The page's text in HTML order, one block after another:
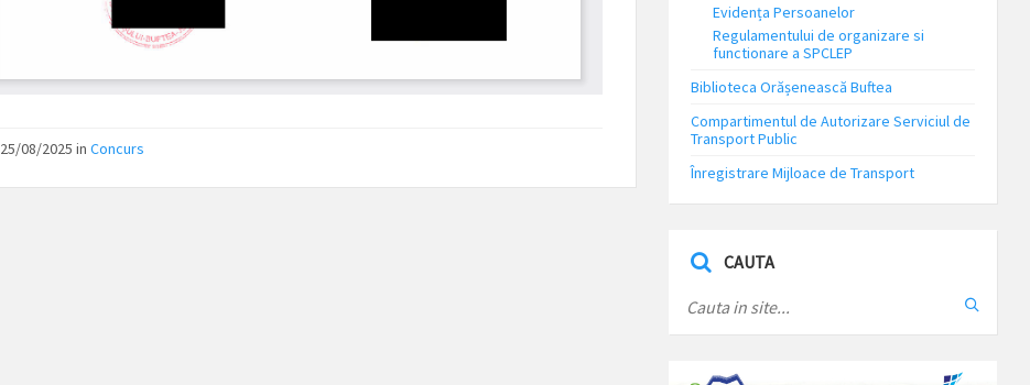
25/08/2025 in Concurs
Evidența Persoanelor
Regulamentului de organizare si
functionare a SPCLEP
Biblioteca Orășenească Buftea
Compartimentul de Autorizare Serviciul de
Transport Public
Înregistrare Mijloace de Transport
CAUTA